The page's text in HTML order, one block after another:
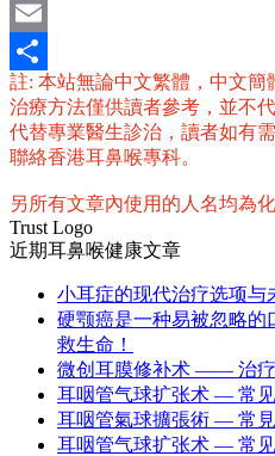
Mastodon
Email
分
享
註: 本站無論中文繁體，中文
治療方法僅供讀者參考，並不
代替專業醫生診治，讀者如有
聯絡香港耳鼻喉專科。
另所有文章內使用的人名均為化
Trust Logo
近期耳鼻喉健康文章
小耳症的现代治疗选项与
硬颚癌是一种易被忽略的
救生命！
微创耳膜修补术 —— 治
耳咽管气球扩张术 — 常见
耳咽管氣球擴張術 — 常見
耳咽管气球扩张术 — 常见